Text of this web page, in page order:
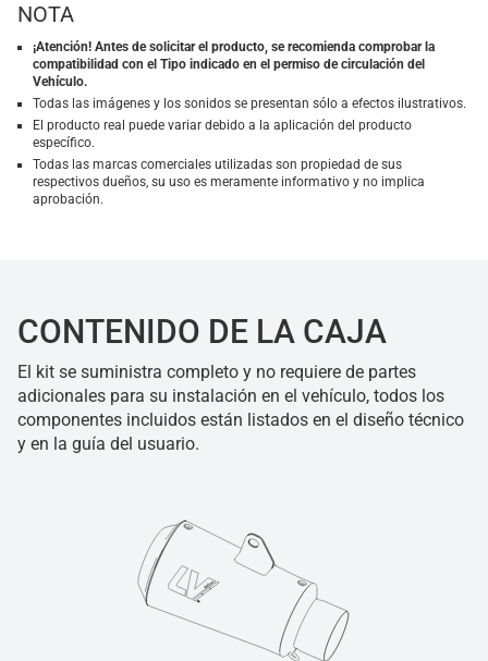
NOTA
¡Atención! Antes de solicitar el producto, se recomienda comprobar la
compatibilidad con el Tipo indicado en el permiso de circulación del
Vehículo.
Todas las imágenes y los sonidos se presentan sólo a efectos ilustrativos.
El producto real puede variar debido a la aplicación del producto
específico.
Todas las marcas comerciales utilizadas son propiedad de sus
respectivos dueños, su uso es meramente informativo y no implica
aprobación.
CONTENIDO DE LA CAJA
El kit se suministra completo y no requiere de partes
adicionales para su instalación en el vehículo, todos los
componentes incluidos están listados en el diseño técnico
y en la guía del usuario.